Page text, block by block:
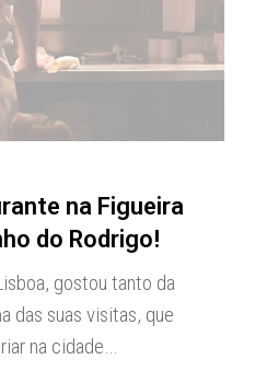
na Figueira
do Rodrigo!
gostou tanto da
das suas visitas, que
na cidade…